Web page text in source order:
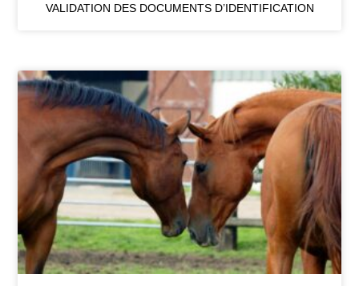
VALIDATION DES DOCUMENTS D’IDENTIFICATION